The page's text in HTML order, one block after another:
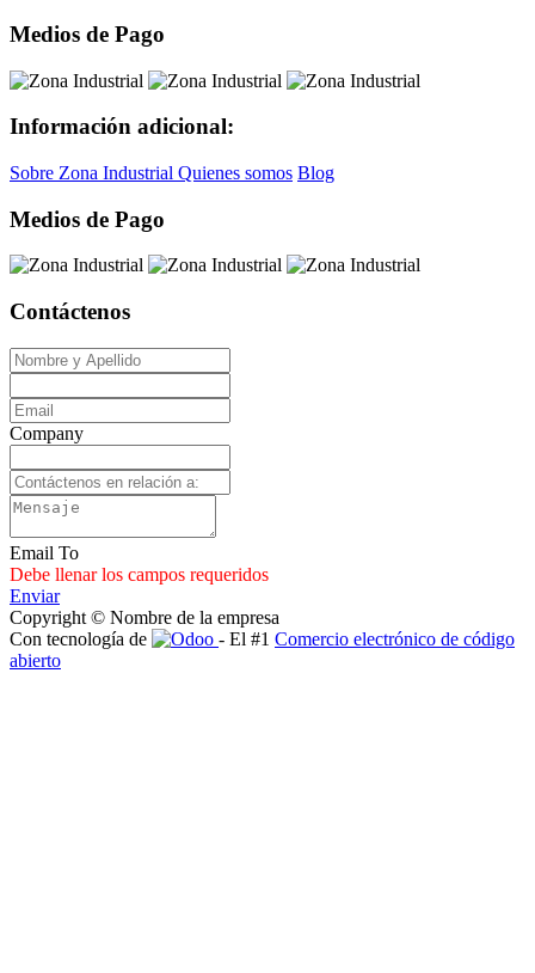
Medios de Pago
Información adicional:
Sobre Zona Industrial Quienes somos Blog
Medios de Pago
Contáctenos
Company
Email To
Debe llenar los campos requeridos
Enviar
Copyright © Nombre de la empresa
Con tecnología de
- El #1 Comercio electrónico de código
abierto